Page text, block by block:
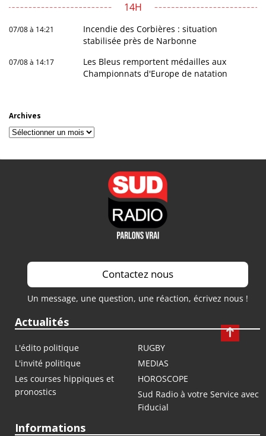
14H
07/08 à 14:21
Incendie des Corbières : situation
stabilisée près de Narbonne
07/08 à 14:17
Les Bleus remportent médailles aux
Championnats d'Europe de natation
Archives
Archives
Contactez nous
Un message, une question, une réaction, écrivez nous !
Actualités
L'édito politique
RUGBY
L'invité politique
MEDIAS
Les courses hippiques et
pronostics
HOROSCOPE
Sud Radio à votre Service avec
Fiducial
Informations